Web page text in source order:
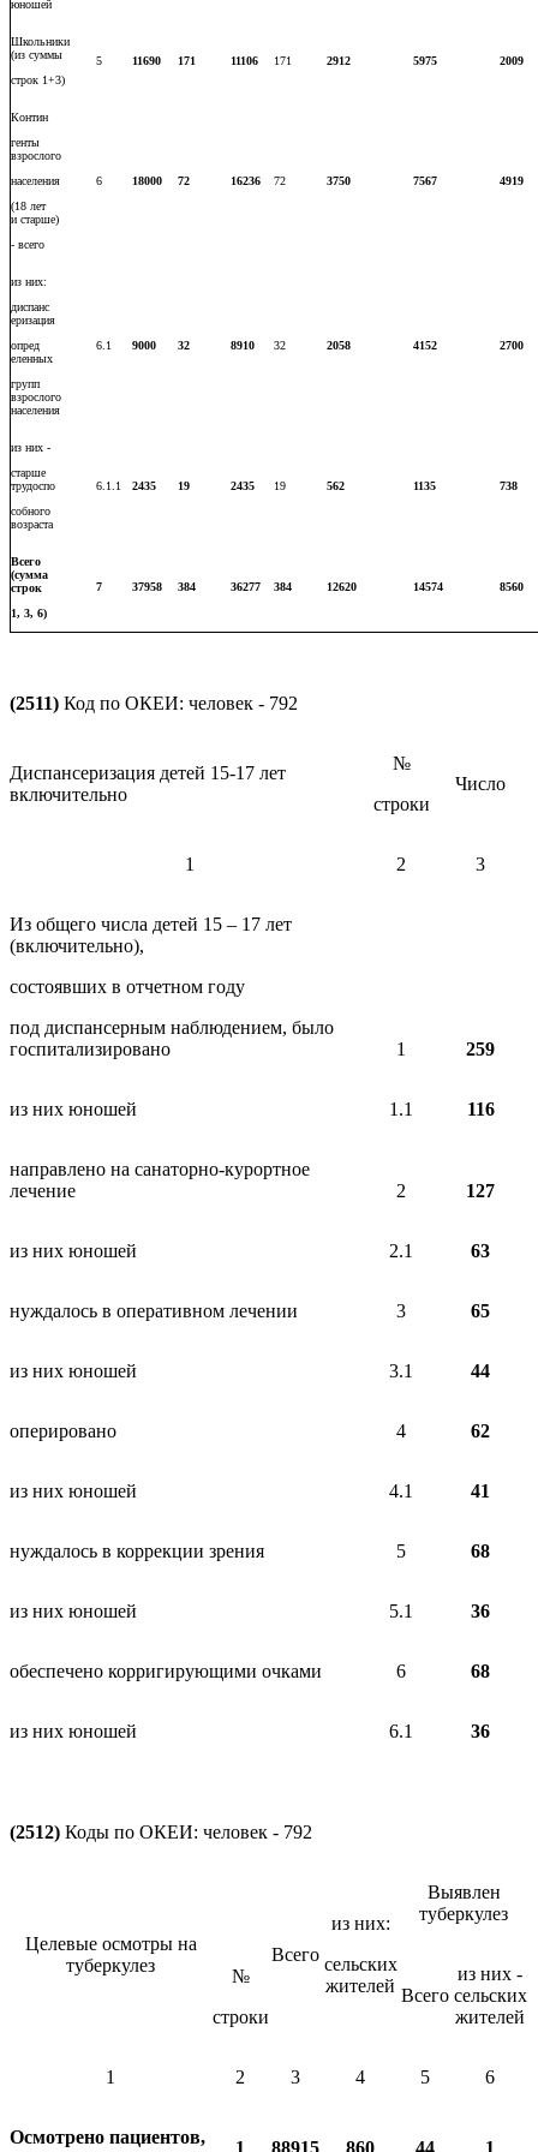
юношей
Школьники
(из суммы
строк 1+3)
5 11690 171 11106 171 2912 5975 2009
Контин
генты
взрослого
населения
(18 лет
и старше)
- всего
6 18000 72 16236 72 3750 7567 4919
из них:
диспанс
еризация
опред
еленных
групп
взрослого
населения
6.1 9000 32 8910 32 2058 4152 2700
из них -
старше
трудоспо
собного
возраста
6.1.1 2435 19 2435 19 562 1135 738
Всего
(сумма
строк
1, 3, 6)
7 37958 384 36277 384 12620 14574 8560
(2511) Код по ОКЕИ: человек - 792
Диспансеризация детей 15-17 лет
включительно
№
строки
Число
1 2 3
Из общего числа детей 15 – 17 лет
(включительно),
состоявших в отчетном году
под диспансерным наблюдением, было
госпитализировано
1 259
из них юношей 1.1 116
направлено на санаторно-курортное
лечение
2 127
из них юношей 2.1 63
нуждалось в оперативном лечении 3 65
из них юношей 3.1 44
оперировано 4 62
из них юношей 4.1 41
нуждалось в коррекции зрения 5 68
из них юношей 5.1 36
обеспечено корригирующими очками 6 68
из них юношей 6.1 36
(2512) Коды по ОКЕИ: человек - 792
Целевые осмотры на
туберкулез
№
строки
Всего
из них:
сельских
жителей
Выявлен
туберкулез
Всего
из них -
сельских
жителей
1 2 3 4 5 6
Осмотрено пациентов,
1 88915 860 44 1